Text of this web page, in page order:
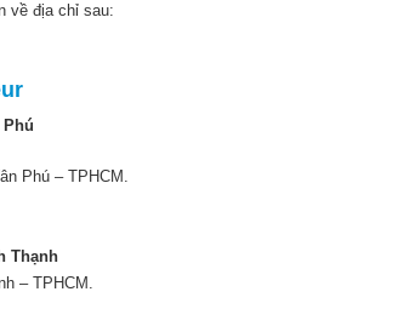
về địa chỉ sau:
Phú – TPHCM.
Thạnh
– TPHCM.